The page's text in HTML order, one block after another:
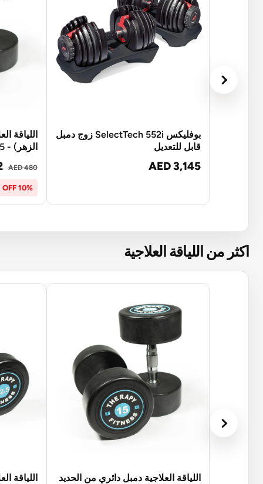
بوفليكس SelectTech 552i زوج دمبل
قابل للتعديل
AED 3,145
اللياقة
الزهر) - 15 Kg - Pair
AED 480
10% OFF
اكثر من اللياقة العلاجية
اللياقة العلاجية دمبل دائري من الحديد
اللياقة